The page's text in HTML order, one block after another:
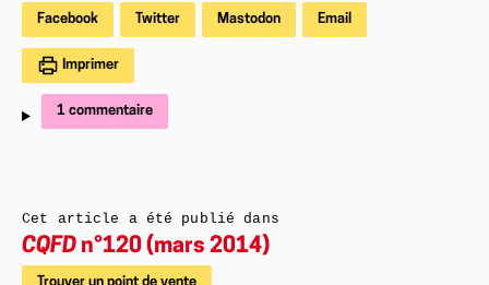
Facebook Twitter Mastodon Email
Imprimer
1 commentaire
Cet article a été publié dans
CQFD n°120 (mars 2014)